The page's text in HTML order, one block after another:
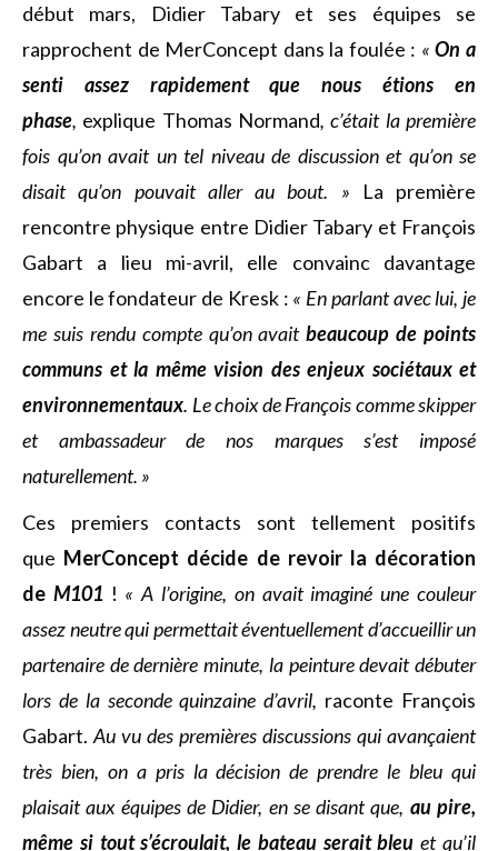
début mars, Didier Tabary et ses équipes se
rapprochent de MerConcept dans la foulée : «On a
senti assez rapidement que nous étions en
phase, explique Thomas Normand, c’était la première
fois qu’on avait un tel niveau de discussion et qu’on se
disait qu’on pouvait aller au bout. » La première
rencontre physique entre Didier Tabary et François
Gabart a lieu mi-avril, elle convainc davantage
encore le fondateur de Kresk : « En parlant avec lui, je
me suis rendu compte qu’on avaitbeaucoup de points
communs et la même vision des enjeux sociétaux et
environnementaux. Le choix de François comme skipper
et ambassadeur de nos marques s’est imposé
naturellement. »
Ces premiers contacts sont tellement positifs
que MerConcept décide de revoir la décoration
de M101! « A l’origine, on avait imaginé une couleur
assez neutre qui permettait éventuellement d’accueillir un
partenaire de dernière minute, la peinture devait débuter
lors de la seconde quinzaine d’avril, raconte François
Gabart. Au vu des premières discussions qui avançaient
très bien, on a pris la décision de prendre le bleu qui
plaisait aux équipes de Didier, en se disant que, au pire,
même si tout s’écroulait, le bateau serait bleu et qu’il